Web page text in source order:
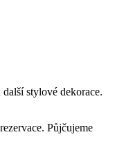
stylové dekorace.
Půjčujeme